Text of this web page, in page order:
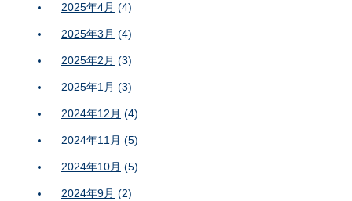
2025年4月 (4)
2025年3月 (4)
2025年2月 (3)
2025年1月 (3)
2024年12月 (4)
2024年11月 (5)
2024年10月 (5)
2024年9月 (2)